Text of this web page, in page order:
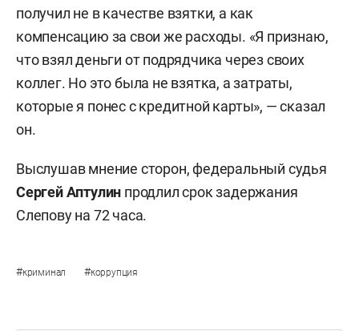
получил не в качестве взятки, а как
компенсацию за свои же расходы. «Я признаю,
что взял деньги от подрядчика через своих
коллег. Но это была не взятка, а затраты,
которые я понес с кредитной карты», — сказал
он.
Выслушав мнение сторон, федеральный судья
Сергей Аптулин продлил срок задержания
Слепову на 72 часа.
#криминал #коррупция